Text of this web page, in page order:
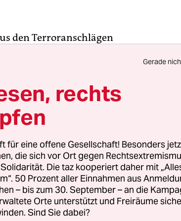
den Terroranschlägen
13. November im
des Bildmaterials an
Summen auszahlen
Journal
(auf Deutsch:
Sender Canal+, die
dafür ist, mit versteckter
hatten in den
offener Straße mit
zum Beispiel die
Gerade
rechts
für eine offene Gesellschaft! Besonders
die sich vor Ort gegen
Die taz kooperiert daher mit
50 Prozent aller Einnahmen aus
– bis zum 30. September – an die
Orte unterstützt und Freiräume
Sind Sie dabei?